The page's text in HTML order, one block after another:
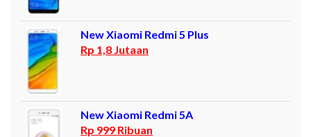
New Xiaomi Redmi 5 Plus
Rp 1,8 Jutaan
New Xiaomi Redmi 5A
Rp 999 Ribuan